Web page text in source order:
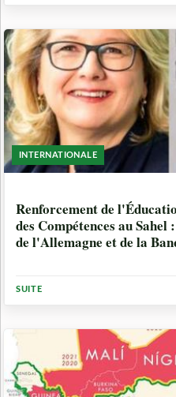
INTERNATIONALE
Renforcement de
des Compétences au
de l'Allemagne et de la
SUITE